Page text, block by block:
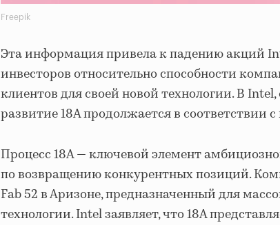
Freepik
Эта информация привела к падению акций
инвесторов относительно способности
клиентов для своей новой технологии. В
развитие 18А продолжается в соответствии
Процесс 18А — ключевой элемент
по возвращению конкурентных позиций.
Fab 52 в Аризоне, предназначенный для
технологии. Intel заявляет, что 18А